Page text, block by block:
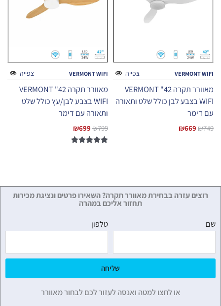
צפייה VERMONT WIFI
מאוורר תקרה 42" VERMONT
WIFI בצבע לבן כולל שלט ותאורה
עם דימר
₪749
₪669
צפייה VERMONT WIFI
מאוורר תקרה 42" VERMONT
WIFI בצבע לבן/עץ כולל שלט
ותאורה עם דימר
₪799
₪699
רוצים עזרה בבחירת מאוורר תקרה? השאירו פרטים ונציגת מכירות
תחזור אליכם במהרה
שם טלפון
שליחה
או לחצו למטה ואנסה לעזור לכם לבחור מאוורר